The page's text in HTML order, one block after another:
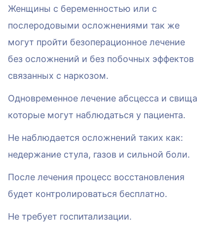
Женщины с беременностью или с
послеродовыми осложнениями так же
могут пройти безоперационное лечение
без осложнений и без побочных эффектов
связанных с наркозом.
Одновременное лечение абсцесса и свища
которые могут наблюдаться у пациента.
Не наблюдается осложнений таких как:
недержание стула, газов и сильной боли.
После лечения процесс восстановления
будет контролироваться бесплатно.
Не требует госпитализации.